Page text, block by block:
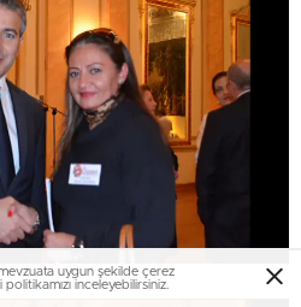
uygun şekilde çerez
inceleyebilirsiniz.